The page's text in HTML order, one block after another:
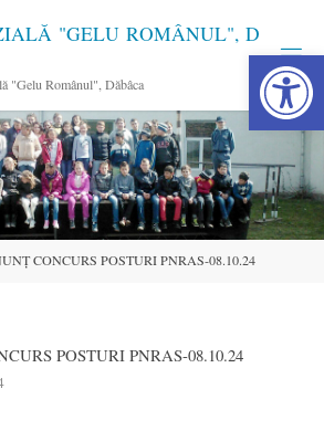
IALĂ "GELU ROMÂNUL", D
"Gelu Românul", Dăbâca
CONCURS POSTURI PNRAS-08.10.24
POSTURI PNRAS-08.10.24